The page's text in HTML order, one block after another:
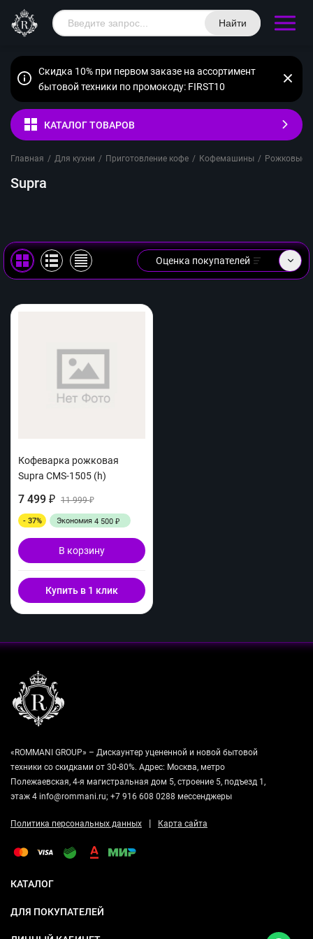
Найти
Скидка 10% при первом заказе на ассортимент
бытовой техники по промокоду: FIRST10
КАТАЛОГ ТОВАРОВ
Главная / Для кухни / Приготовление кофе / Кофемашины / Рожковые
Supra
Оценка покупателей
Кофеварка рожковая
Supra CMS-1505 (h)
7 499 ₽ 11 999₽
- 37% Экономия 4 500 ₽
В корзину
Купить в 1 клик
«ROMMANI GROUP» – Дискаунтер уцененной и новой бытовой
техники со скидками от 30-80%. Адрес: Москва, метро
Полежаевская, 4-я магистральная дом 5, строение 5, подъезд 1,
этаж 4 info@rommani.ru; +7 916 608 0288 мессенджеры
Политика персональных данных | Карта сайта
КАТАЛОГ
ДЛЯ ПОКУПАТЕЛЕЙ